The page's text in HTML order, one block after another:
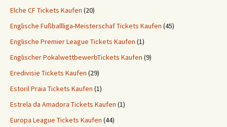
Elche CF Tickets Kaufen (20)
Englische Fußballliga-Meisterschaf Tickets Kaufen (45)
Englische Premier League Tickets Kaufen (1)
Englischer PokalwettbewerbTickets Kaufen (9)
Eredivisie Tickets Kaufen (29)
Estoril Praia Tickets Kaufen (1)
Estrela da Amadora Tickets Kaufen (1)
Europa League Tickets Kaufen (44)